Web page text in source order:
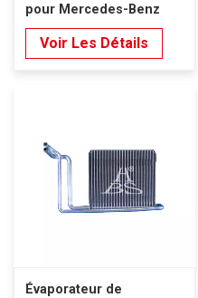
pour Mercedes-Benz
Viano Vito W639 (2010-
2015) - Conduite à
Voir Les Détails
Évaporateur de